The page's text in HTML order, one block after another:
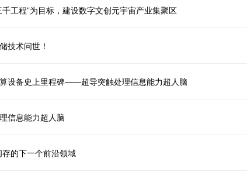
千工程”为目标，建设数字文创元宇宙产业集聚区
技术问世！
设备史上里程碑——超导突触处理信息能力超人脑
信息能力超人脑
的下一个前沿领域